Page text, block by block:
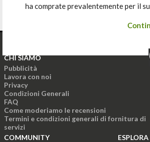
ha comprate prevalentemente per il
CHI SIAMO
Pubblicità
Lavora con noi
Privacy
Condizioni Generali
FAQ
Come moderiamo le recensioni
Termini e condizioni generali di fornitura di
servizi
COMMUNITY
ESPLORA